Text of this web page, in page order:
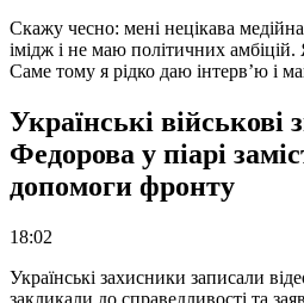
Скажу чесно: мені нецікава
імідж і не маю політичних
Саме тому я рідко даю інтерв’ю і
Українські військові
Федорова у піарі
допомоги фронту
18:02
Українські захисники записали
закликали до справедливості та